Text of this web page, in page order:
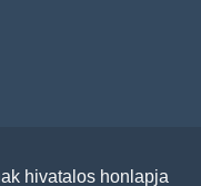
hivatalos honlapja